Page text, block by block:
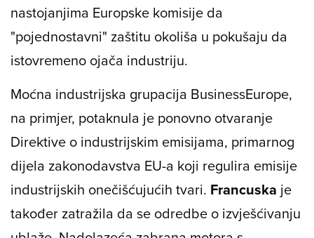
nastojanjima Europske komisije da
"pojednostavni" zaštitu okoliša u pokušaju da
istovremeno ojača industriju.
Moćna industrijska grupacija BusinessEurope,
na primjer, potaknula je ponovno otvaranje
Direktive o industrijskim emisijama, primarnog
dijela zakonodavstva EU-a koji regulira emisije
industrijskih onečišćujućih tvari. Francuska je
također zatražila da se odredbe o izvješćivanju